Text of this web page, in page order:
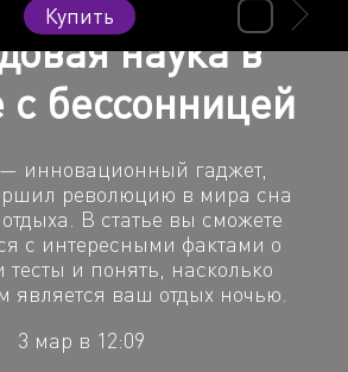
Купить
наука в
с бессонницей
инновационный гаджет,
революцию в мира сна
В статье вы сможете
с интересными фактами о
тесты и понять, насколько
является ваш отдых ночью.
3 мар в 12:09